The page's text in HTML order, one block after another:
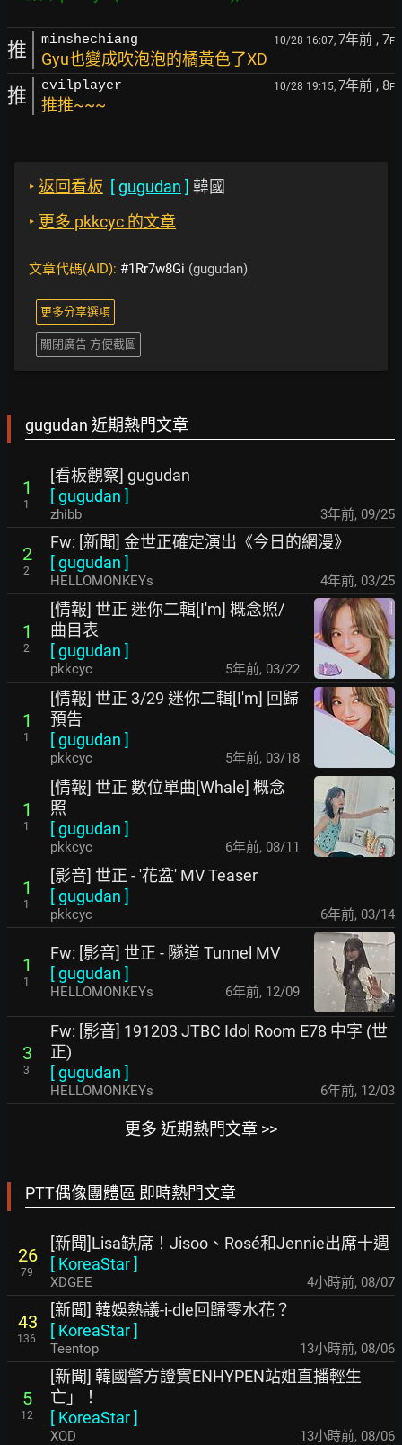
推 minshechiang 10/28 16:07, 7年前 , 7F
Gyu也變成吹泡泡的橘黃色了XD
推 evilplayer 10/28 19:15, 7年前 , 8F
推推~~~
‣ 返回看板 [gugudan ] 韓國
‣ 更多 pkkcyc 的文章
文章代碼(AID): #1Rr7w8Gi (gugudan)
更多分享選項
關閉廣告 方便截圖
gugudan 近期熱門文章
1
1
[看板觀察] gugudan
[gugudan ]
zhibb 3年前, 09/25
2
2
Fw: [新聞] 金世正確定演出《今日的網漫》
[gugudan ]
HELLOMONKEYs 4年前, 03/25
1
2
[情報] 世正 迷你二輯[I'm] 概念照/
曲目表
[gugudan ]
pkkcyc 5年前, 03/22
1
1
[情報] 世正 3/29 迷你二輯[I'm] 回歸
預告
[gugudan ]
pkkcyc 5年前, 03/18
1
1
[情報] 世正 數位單曲[Whale] 概念
照
[gugudan ]
pkkcyc 6年前, 08/11
1
1
[影音] 世正 - '花盆' MV Teaser
[gugudan ]
pkkcyc 6年前, 03/14
1
1
Fw: [影音] 世正 - 隧道 Tunnel MV
[gugudan ]
HELLOMONKEYs 6年前, 12/09
3
3
Fw: [影音] 191203 JTBC Idol Room E78 中字 (世
正)
[gugudan ]
HELLOMONKEYs 6年前, 12/03
更多 近期熱門文章 >>
PTT偶像團體區 即時熱門文章
26
79
[新聞]Lisa缺席！Jisoo、Rosé和Jennie出席十週
[ KoreaStar]
XDGEE 4小時前, 08/07
43
136
[新聞] 韓娛熱議-i-dle回歸零水花？
[ KoreaStar]
Teentop 13小時前, 08/06
5
12
[新聞] 韓國警方證實ENHYPEN站姐直播輕生
亡」！
[ KoreaStar]
XOD 13小時前, 08/06